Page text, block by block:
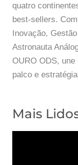
quatro
best-sellers.
Inovação,
Astronauta
OURO ODS,
palco e
Mais